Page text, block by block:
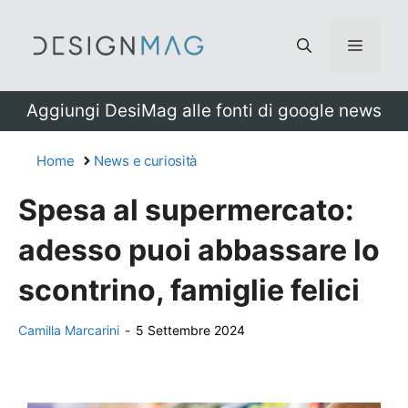
Menu
Aggiungi DesiMag alle fonti di google news
Home News e curiosità
Spesa al supermercato:
adesso puoi abbassare lo
scontrino, famiglie felici
Camilla Marcarini - 5 Settembre 2024